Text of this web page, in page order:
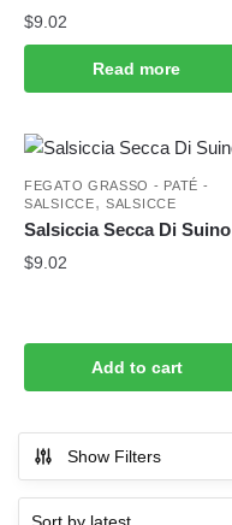
$9.02
Read more
FEGATO GRASSO - PATÉ -
SALSICCE,SALSICCE
Salsiccia Secca Di Suino
$9.02
Add to cart
Show Filters